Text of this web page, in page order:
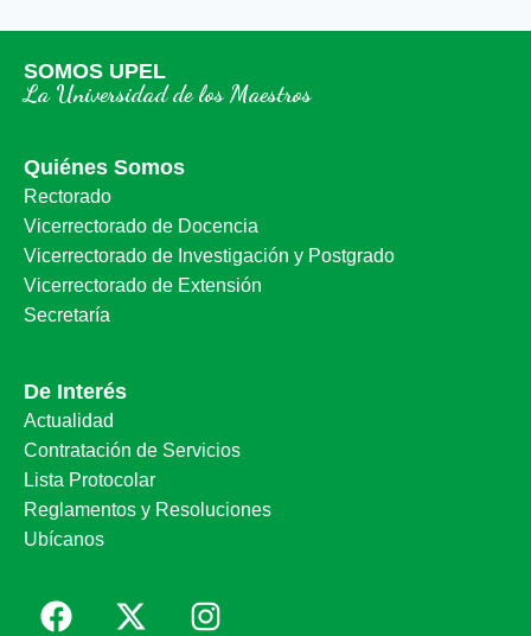
SOMOS UPEL
La Universidad de los Maestros
Quiénes Somos
Rectorado
Vicerrectorado de Docencia
Vicerrectorado de Investigación y Postgrado
Vicerrectorado de Extensión
Secretaría
De Interés
Actualidad
Contratación de Servicios
Lista Protocolar
Reglamentos y Resoluciones
Ubícanos